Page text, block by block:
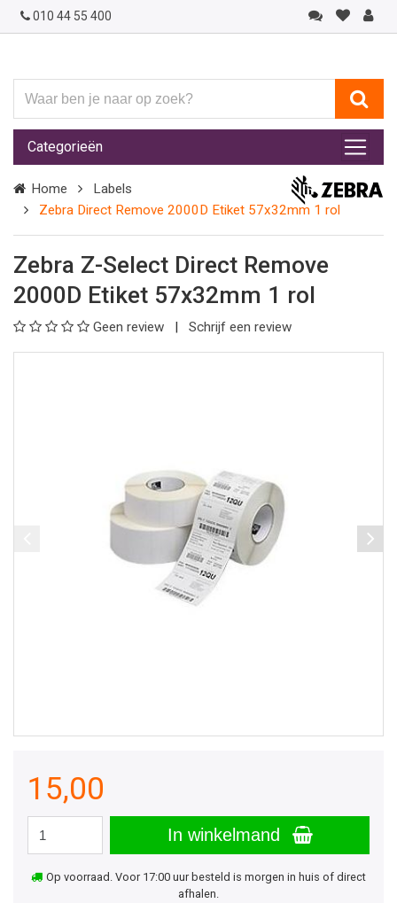
010 44 55 400
ben
je
naar
op
zoek?
Categorieën
Home
Labels
Zebra Direct Remove 2000D Etiket 57x32mm 1 rol
Zebra Z-Select Direct Remove
2000D Etiket 57x32mm 1 rol
Geen review Schrijf een review
15,00
In winkelmand
Op voorraad. Voor 17:00 uur besteld is morgen in huis of direct
afhalen.